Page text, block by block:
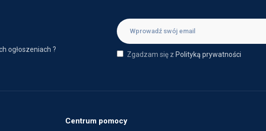
ogłoszeniach ?
Zgadzam się z Polityką prywatności
Centrum pomocy